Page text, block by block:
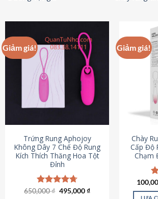
Giảm giá!
Trứng Rung Aphojoy
Không Dây 7 Chế Độ Rung
Kích Thích Thăng Hoa Tột
Đỉnh
Được xếp
650,000₫ Giá
495,000₫Giá
Giảm giá!
Chày
Cấp Độ
Chạm